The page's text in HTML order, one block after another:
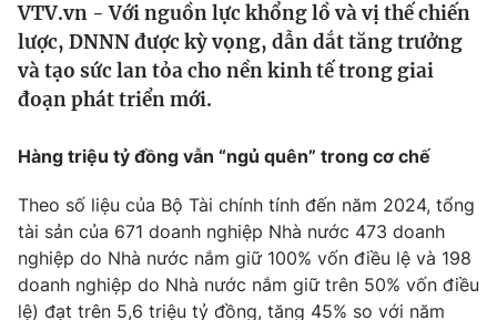
Thế giới
Tin tức
Thế giới đó đây
Câu chuyện quốc tế
Tài chính
Thị trường
Góc doanh nghiệp
Dữ liệu và đời sống
Truyền hình
Phim VTV
VTV.vn - Với nguồn lực khổng lồ và vị thế chiến
lược, DNNN được kỳ vọng, dẫn dắt tăng trưởng
và tạo sức lan tỏa cho nền kinh tế trong giai
đoạn phát triển mới.
Hàng triệu tỷ đồng vẫn “ngủ quên” trong cơ chế
Theo số liệu của Bộ Tài chính tính đến năm 2024, tổng
tài sản của 671 doanh nghiệp Nhà nước 473 doanh
nghiệp do Nhà nước nắm giữ 100% vốn điều lệ và 198
doanh nghiệp do Nhà nước nắm giữ trên 50% vốn điều
lệ) đạt trên 5,6 triệu tỷ đồng, tăng 45% so với năm